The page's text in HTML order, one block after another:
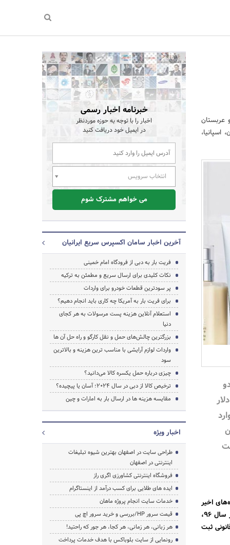
و عربستان
اسپانیا،
دو
۵۰ درصدی در ماه‌های اخیر
مواجه شده است و کشور ایران به‌عنوان یکی از بزرگ‌ترین مصرف‌کنندگان این محصولات شناخته می‌شود. در سال ۹۶،
دلار آن به‌طور قانونی ثبت
خبرنامه اخبار رسمی
اخبار را با توجه به حوزه موردنظر
در ایمیل خود دریافت کنید
انتخاب سرویس
می خواهم مشترک شوم
آخرین اخبار سامان اکسپرس سریع ایرانیان
فریت بار به دبی از فرودگاه امام خمینی
نکات کلیدی برای ارسال سریع و مطمئن به ترکیه
پر سودترین قطعات خودرو برای واردات
برای فریت بار به آمریکا چه کاری باید انجام دهیم؟‎
استعلام آنلاین هزینه پست مرسولات به هر کجای
دنیا
بزرگترین چالش‌های حمل و نقل کارگو و راه حل آن ها
واردات لوازم آرایشی با مناسب ترین هزینه و بالاترین
سود
چیزی درباره حمل یکسره کالا می‌دانید؟
ترخیص کالا از دبی در سال 2024؛ آسان یا پیچیده؟
مقایسه هزینه‌ ها در ارسال بار به امارات و چین
اخبار ویژه
طراحی سایت در اصفهان بهترین شیوه تبلیغات
اینترنتی در اصفهان
فروشگاه اینترنتی کشاورزی اگری راز
ایده های طلایی برای کسب درآمد از اینستاگرام
خدمات سایت انجام پروژه ماهان
قیمت سرور HP/بررسی و خرید سرور اچ پی
هر زبانی، هر زمانی، هر کجا، هر جور که راحتید!
رونمایی از سایت بلوباکس با هدف خدمات پرداخت